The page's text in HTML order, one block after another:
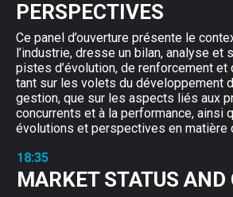
PERSPECTIVES
Ce panel d’ouverture présente le
l’industrie, dresse un bilan, analyse
pistes d’évolution, de renforcement et
tant sur les volets du développement
gestion, que sur les aspects liés aux
concurrents et à la performance, ainsi
évolutions et perspectives en matière
18:35
MARKET STATUS AND